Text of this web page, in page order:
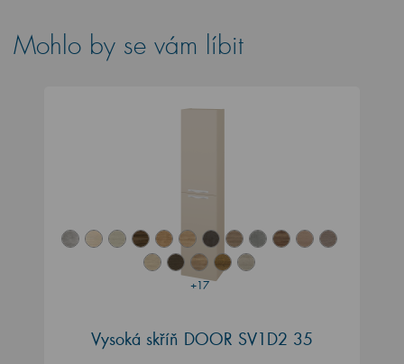
Mohlo by se vám líbit
+17
Vysoká skříň DOOR SV1D2 35